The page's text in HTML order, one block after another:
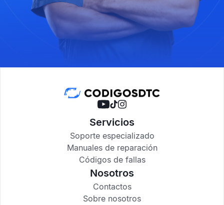
Servicios
Soporte especializado
Manuales de reparación
Códigos de fallas
Nosotros
Contactos
Sobre nosotros